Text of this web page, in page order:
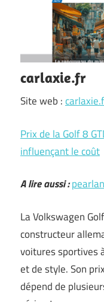
carlaxie.fr
Site web :
Prix de la Golf 8
influençant le coût
A lire aussi :
La Volkswagen
constructeur
voitures sportives
et de style. Son
dépend de